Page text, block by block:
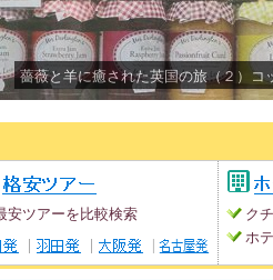
薔薇と羊に癒された英国の旅（１）コ
薔薇と羊に癒された英国の旅（２）コ
安ツアーを比較検索
ク
ホ